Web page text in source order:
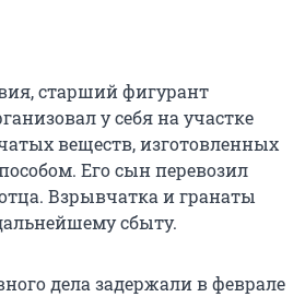
старший фигурант
у себя на участке
веществ, изготовленных
Его сын перевозил
Взрывчатка и гранаты
сбыту.
дела задержали в феврале